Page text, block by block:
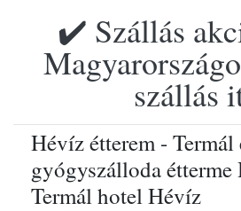
✔️ Szállás
szállás
Hévíz étterem - Termál
gyógyszálloda étterme
Termál hotel Hévíz